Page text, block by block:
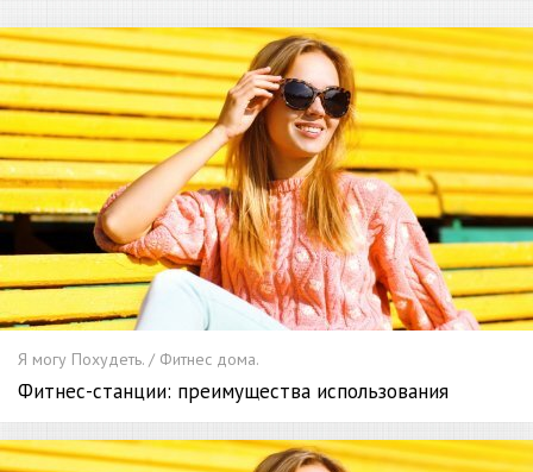
Я могу Похудеть. / Фитнес дома.
Фитнес-станции: преимущества использования